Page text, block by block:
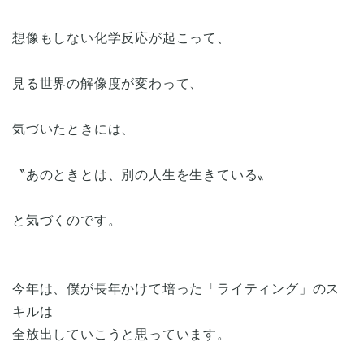
想像もしない化学反応が起こって、
見る世界の解像度が変わって、
気づいたときには、
〝あのときとは、別の人生を生きている〟
と気づくのです。
今年は、僕が長年かけて培った「ライティング」のス
キルは
全放出していこうと思っています。